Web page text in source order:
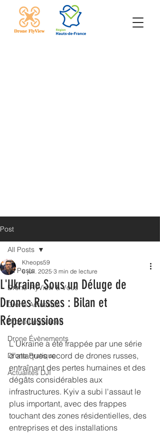
Post
All Posts
Drone-FlyView & Vous
Drone Actualités
Drone Législation
Drone Évènements
Drone Pratique
Actualités DJI
All Posts
L'Ukraine Sous un Déluge de
Drones Russes : Bilan et
Répercussions
Kheops59
6 juil. 2025 3 min de lecture
L'Ukraine a été frappée par une série
d'attaques record de drones russes,
entraînant des pertes humaines et des
dégâts considérables aux
infrastructures. Kyiv a subi l'assaut le
plus important, avec des frappes
touchant des zones résidentielles, des
entreprises et des installations